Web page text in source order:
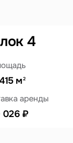
4
м 2
аренды
026 ₽